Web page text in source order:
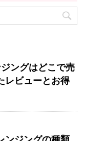
ングはどこで売
レビューとお得